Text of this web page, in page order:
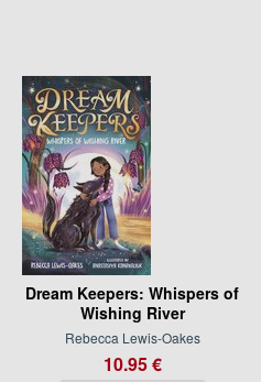
Dream Keepers: Whispers of
Wishing River
Rebecca Lewis-Oakes
10.95 €